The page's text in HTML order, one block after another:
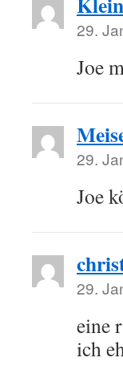
29.
Joe
29.
Joe
29.
eine
ich